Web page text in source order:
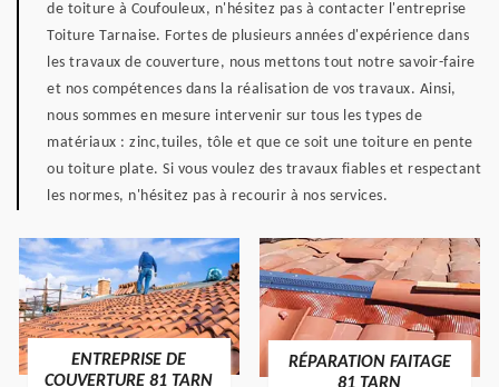
de toiture à Coufouleux, n'hésitez pas à contacter l'entreprise
Toiture Tarnaise. Fortes de plusieurs années d'expérience dans
les travaux de couverture, nous mettons tout notre savoir-faire
et nos compétences dans la réalisation de vos travaux. Ainsi,
nous sommes en mesure intervenir sur tous les types de
matériaux : zinc,tuiles, tôle et que ce soit une toiture en pente
ou toiture plate. Si vous voulez des travaux fiables et respectant
les normes, n'hésitez pas à recourir à nos services.
ENTREPRISE DE
COUVERTURE 81 TARN
RÉPARATION FAITAGE